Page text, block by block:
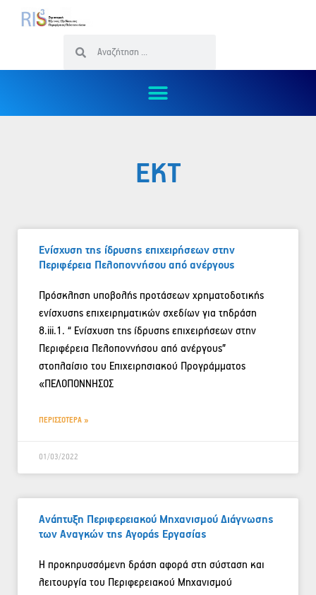
ΕΚΤ
Ενίσχυση της ίδρυσης επιχειρήσεων στην
Περιφέρεια Πελοποννήσου από ανέργους
Πρόσκληση υποβολής προτάσεων χρηματοδοτικής
ενίσχυσης επιχειρηματικών σχεδίων για τηδράση
8.iii.1. “ Ενίσχυση της ίδρυσης επιχειρήσεων στην
Περιφέρεια Πελοποννήσου από ανέργους”
στoπλαίσιo του Επιχειρησιακού Προγράμματος
«ΠΕΛΟΠΟΝΝΗΣΟΣ
ΠΕΡΙΣΣΟΤΕΡΑ »
01/03/2022
Ανάπτυξη Περιφερειακού Μηχανισμού Διάγνωσης
των Αναγκών της Αγοράς Εργασίας
Η προκηρυσσόμενη δράση αφορά στη σύσταση και
λειτουργία του Περιφερειακού Μηχανισμού